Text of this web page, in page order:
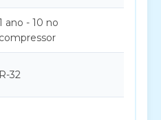
ano - 10 no
compressor
R-32